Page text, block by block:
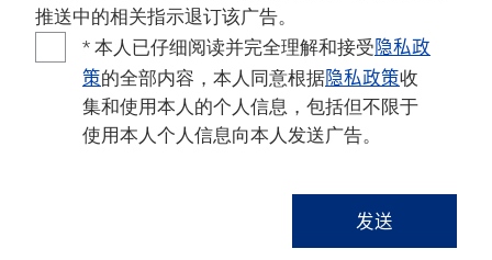
推送中的相关指示退订该广告。
* 本人已仔细阅读并完全理解和接受隐私政
策的全部内容，本人同意根据隐私政策收
集和使用本人的个人信息，包括但不限于
使用本人个人信息向本人发送广告。
发送